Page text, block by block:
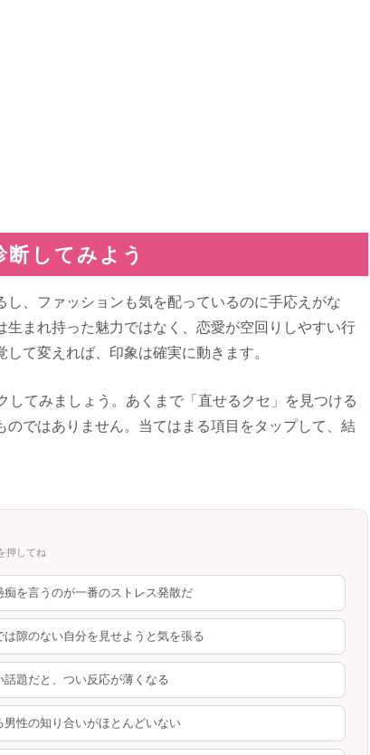
してみよう
、ファッションも気を配っているのに手応えがな
まれ持った魅力ではなく、恋愛が空回りしやすい行
て変えれば、印象は確実に動きます。
してみましょう。あくまで「直せるクセ」を見つける
ではありません。当てはまる項目をタップして、結
押してね
痴を言うのが一番のストレス発散だ
は隙のない自分を見せようと気を張る
話題だと、つい反応が薄くなる
男性の知り合いがほとんどいない